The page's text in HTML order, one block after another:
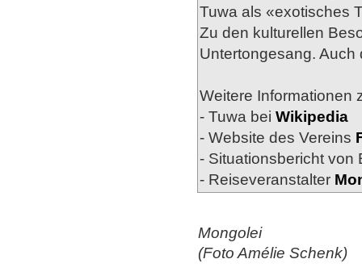
Tuwa als «exotisches
Zu den kulturellen
Untertongesang. Auch
Weitere Informationen
- Tuwa bei Wikipedia
- Website des Vereins
- Situationsbericht von
- Reiseveranstalter
Mongolei
(Foto Amélie Schenk)